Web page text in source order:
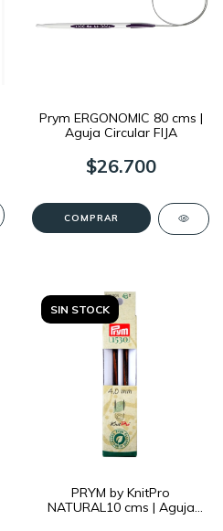
Prym ERGONOMIC 80 cms |
Aguja Circular FIJA
$26.700
COMPRAR
SIN STOCK
PRYM by KnitPro
NATURAL10 cms | Aguja